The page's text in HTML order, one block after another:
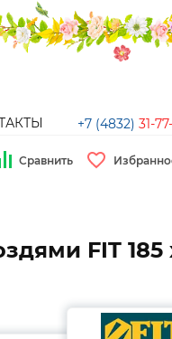
+7 (4832) 31-
Сравнить
FIT 185